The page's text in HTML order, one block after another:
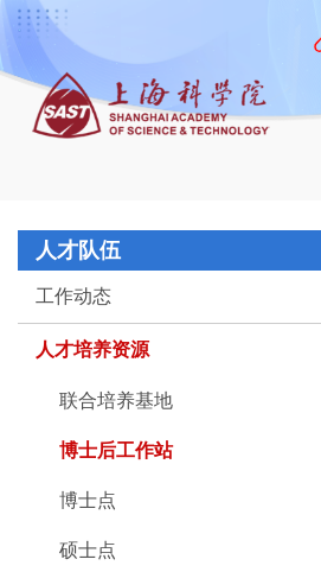
人才队伍
工作动态
人才培养资源
联合培养基地
博士后工作站
博士点
硕士点